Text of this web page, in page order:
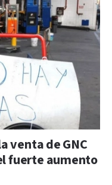
venta de GNC
fuerte aumento